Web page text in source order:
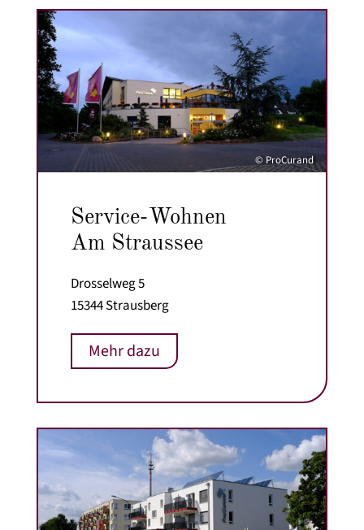
© ProCurand
Service-Wohnen
Am Straussee
Drosselweg 5
15344 Strausberg
Mehr dazu